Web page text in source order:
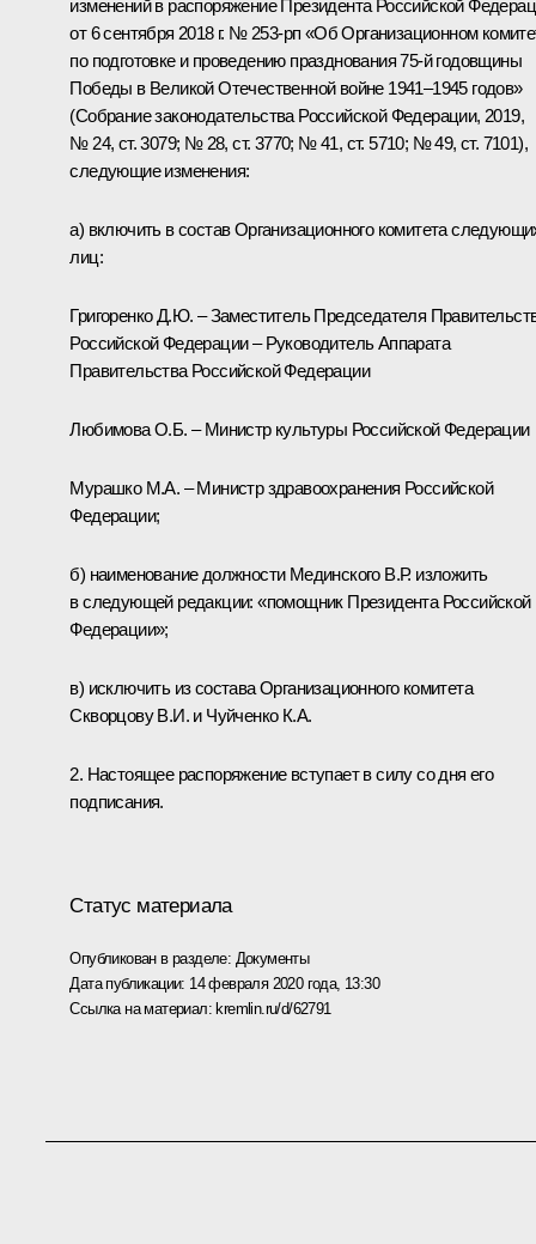
изменений в распоряжение Президента Российской
от 6 сентября 2018 г. № 253-рп «Об Организационном
по подготовке и проведению празднования 75-й годовщины
Победы в Великой Отечественной войне 1941–1945 годов»
(Собрание законодательства Российской Федерации, 2019,
№ 24, ст. 3079; № 28, ст. 3770; № 41, ст. 5710; № 49, ст. 7101),
следующие изменения:
а) включить в состав Организационного комитета
лиц:
Григоренко Д.Ю. – Заместитель Председателя
Российской Федерации – Руководитель Аппарата
Правительства Российской Федерации
Любимова О.Б. – Министр культуры Российской Федерации
Мурашко М.А. – Министр здравоохранения Российской
Федерации;
б) наименование должности Мединского В.Р. изложить
в следующей редакции: «помощник Президента Российской
Федерации»;
в) исключить из состава Организационного комитета
Скворцову В.И. и Чуйченко К.А.
2. Настоящее распоряжение вступает в силу со дня его
подписания.
Статус материала
Опубликован в разделе: Документы
Дата публикации: 14 февраля 2020 года, 13:30
Ссылка на материал: kremlin.ru/d/62791